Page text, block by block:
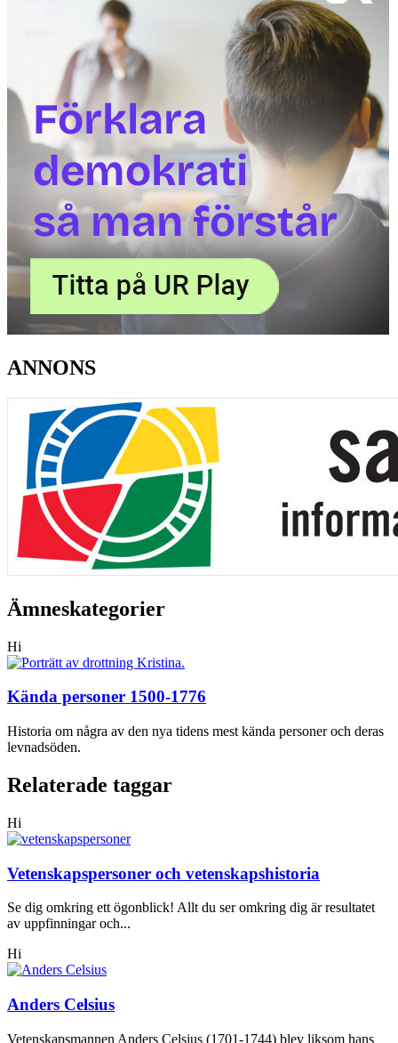
ANNONS
Ämneskategorier
Hi
Kända personer 1500-1776
Historia om några av den nya tidens mest kända personer och deras
levnadsöden.
Relaterade taggar
Hi
Vetenskapspersoner och vetenskapshistoria
Se dig omkring ett ögonblick! Allt du ser omkring dig är resultatet
av uppfinningar och...
Hi
Anders Celsius
Vetenskapsmannen Anders Celsius (1701-1744) blev liksom hans